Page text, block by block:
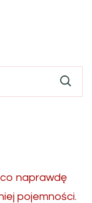
naprawdę
pojemności.